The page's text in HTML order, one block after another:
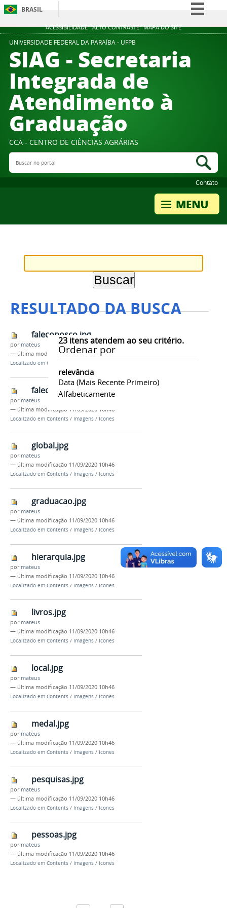
ACESSIBILIDADE ALTO CONTRASTE MAPA DO SITE
BRASIL
Simplifique!
Participe
Acesso à informação
Legislação
Canais
UNIVERSIDADE FEDERAL DA PARAÍBA - UFPB
SIAG - Secretaria
Integrada de
Atendimento à
Graduação
CCA - CENTRO DE CIÊNCIAS AGRÁRIAS
Buscar no portal
Contato
RESULTADO DA BUSCA
23itens atendem ao seu critério.
Ordenar por
relevância
Data (mais Recente Primeiro)
Alfabeticamente
faleconosco.jpg
por mateus
— última modificação11/09/2020 10h46
Localizado em Contents
faleconosco2.jpg
por mateus
— última modificação 11/09/2020 10h46
Localizado em Contents / Imagens / Icones
global.jpg
por mateus
— última modificação 11/09/2020 10h46
Localizado em Contents / Imagens / Icones
graduacao.jpg
por mateus
— última modificação 11/09/2020 10h46
Localizado em Contents / Imagens / Icones
hierarquia.jpg
por mateus
— última modificação 11/09/2020 10h46
Localizado em Contents / Imagens / Icones
livros.jpg
por mateus
— última modificação 11/09/2020 10h46
Localizado em Contents / Imagens / Icones
local.jpg
por mateus
— última modificação 11/09/2020 10h46
Localizado em Contents / Imagens / Icones
medal.jpg
por mateus
— última modificação 11/09/2020 10h46
Localizado em Contents / Imagens / Icones
pesquisas.jpg
por mateus
— última modificação 11/09/2020 10h46
Localizado em Contents / Imagens / Icones
pessoas.jpg
por mateus
— última modificação 11/09/2020 10h46
Localizado em Contents / Imagens / Icones